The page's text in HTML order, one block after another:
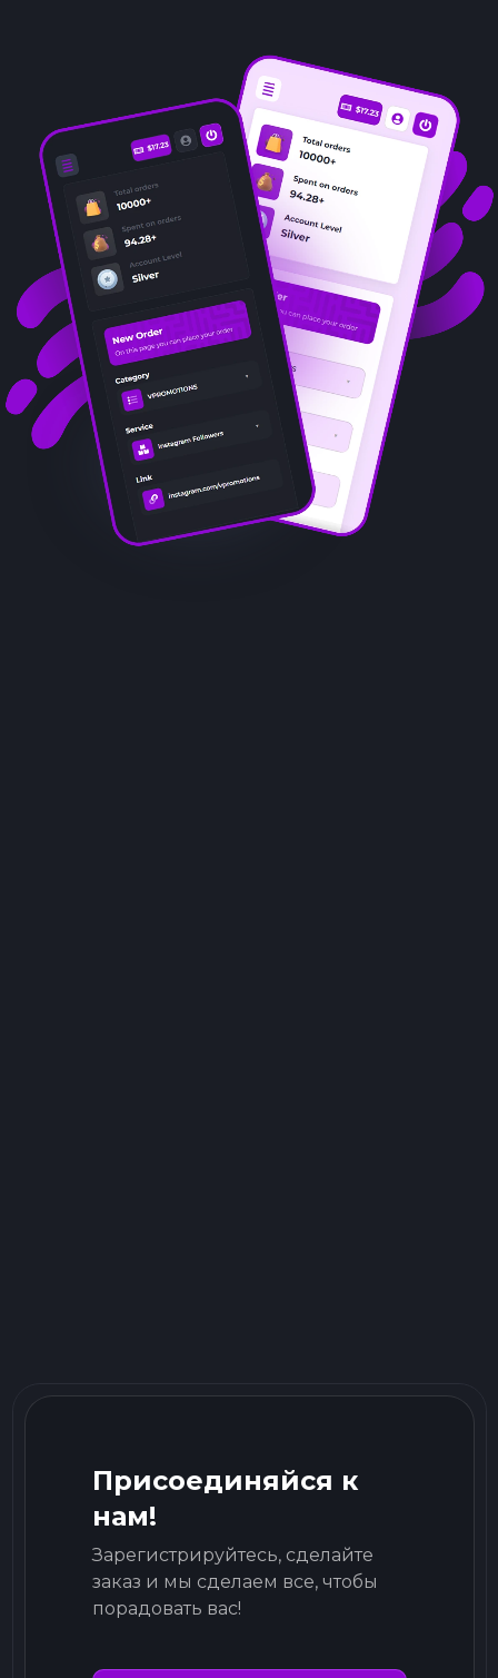
Присоединяйся к
нам!
Зарегистрируйтесь, сделайте
заказ и мы сделаем все, чтобы
порадовать вас!